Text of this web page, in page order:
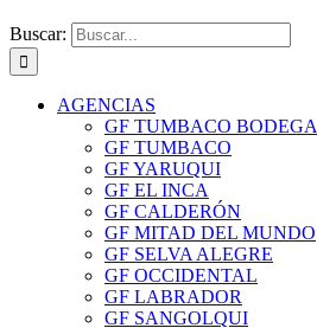
Buscar:
AGENCIAS
GF TUMBACO BODEGA
GF TUMBACO
GF YARUQUI
GF EL INCA
GF CALDERÓN
GF MITAD DEL MUNDO
GF SELVA ALEGRE
GF OCCIDENTAL
GF LABRADOR
GF SANGOLQUI